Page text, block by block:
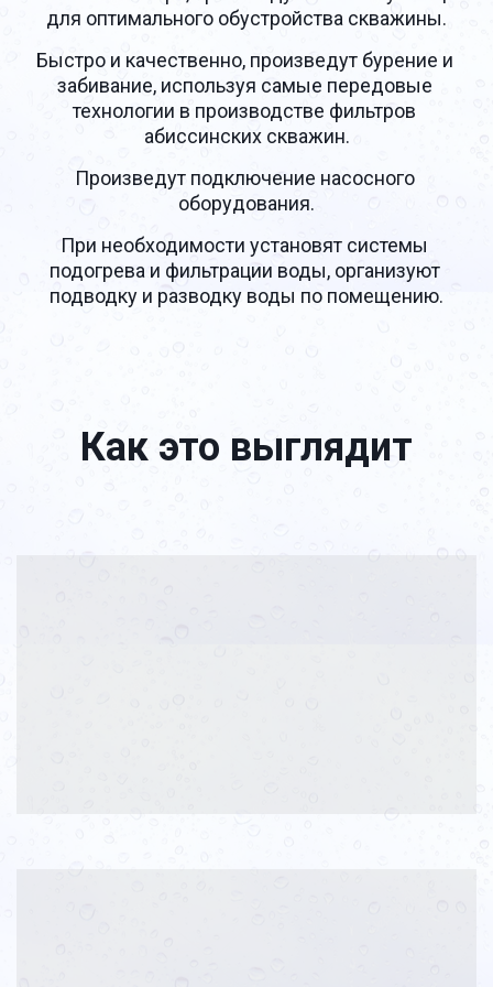
для оптимального обустройства скважины.
Быстро и качественно, произведут бурение и
забивание, используя самые передовые
технологии в производстве фильтров
абиссинских скважин.
Произведут подключение насосного
оборудования.
При необходимости установят системы
подогрева и фильтрации воды, организуют
подводку и разводку воды по помещению.
Как это выглядит